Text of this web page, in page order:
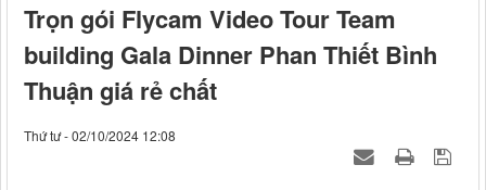
Trọn gói Flycam Video Tour Team
building Gala Dinner Phan Thiết Bình
Thuận giá rẻ chất
Thứ tư - 02/10/2024 12:08